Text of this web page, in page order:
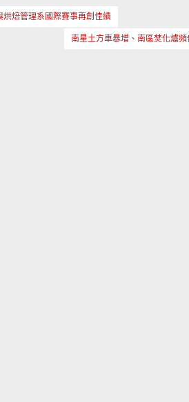
焙管理系國際賽事再創佳績
南星土方車暴增、南區焚化爐